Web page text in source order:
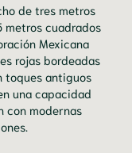
de tres metros
cuadrados
Mexicana
rojas bordeadas
toques antiguos
una capacidad
con modernas